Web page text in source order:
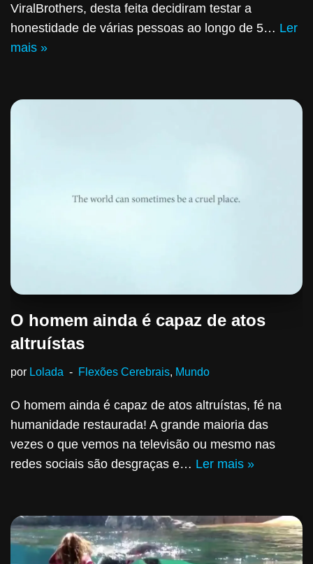
ViralBrothers, desta feita decidiram testar a
honestidade de várias pessoas ao longo de 5… Ler
mais »
O homem ainda é capaz de atos
altruístas
por Lolada Flexões Cerebrais, Mundo
O homem ainda é capaz de atos altruístas, fé na
humanidade restaurada! A grande maioria das
vezes o que vemos na televisão ou mesmo nas
redes sociais são desgraças e… Ler mais »